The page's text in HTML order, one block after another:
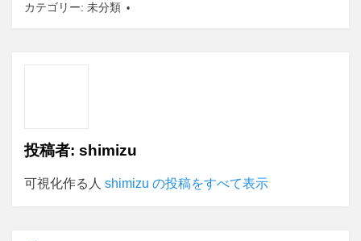
カテゴリー: 未分類
投稿者: shimizu
可視化作る人 shimizu の投稿をすべて表示